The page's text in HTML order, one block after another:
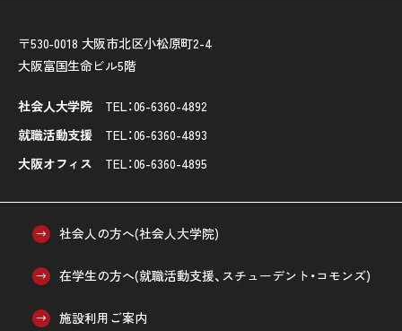
〒530-0018 大阪市北区小松原町2-4
大阪富国生命ビル5階
社会人大学院 TEL：06-6360-4892
就職活動支援
TEL：06-6360-4893
大阪オフィス
TEL：06-6360-4895
社会人の方へ(社会人大学院)
在学生の方へ(就職活動支援、スチューデント・コモンズ)
施設利用ご案内